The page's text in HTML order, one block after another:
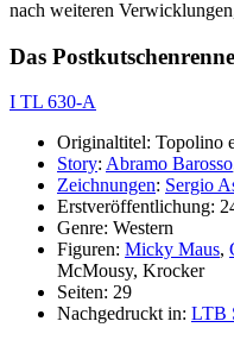
nach weiteren
Das
I TL 630-A
Originaltitel: Topolino
Story: Abramo Barosso
Zeichnungen: Sergio
Erstveröffentlichung:
Genre: Western
Figuren: Micky Maus,
McMousy, Krocker
Seiten: 29
Nachgedruckt in: LTB